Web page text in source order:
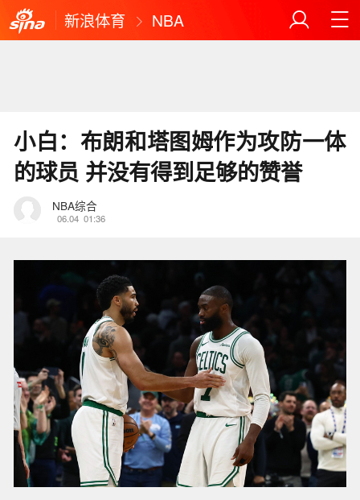
新浪体育 NBA
小白：布朗和塔图姆作为攻防一体
的球员 并没有得到足够的赞誉
NBA综合
06.04 01:36